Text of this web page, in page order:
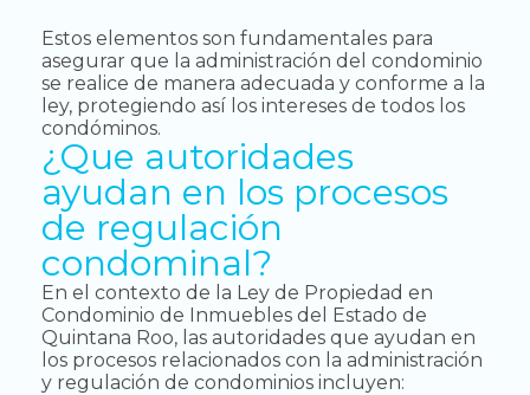
Estos elementos son fundamentales para
asegurar que la administración del condominio
se realice de manera adecuada y conforme a la
ley, protegiendo así los intereses de todos los
condóminos.
¿Que autoridades
ayudan en los procesos
de regulación
condominal?
En el contexto de la Ley de Propiedad en
Condominio de Inmuebles del Estado de
Quintana Roo, las autoridades que ayudan en
los procesos relacionados con la administración
y regulación de condominios incluyen: